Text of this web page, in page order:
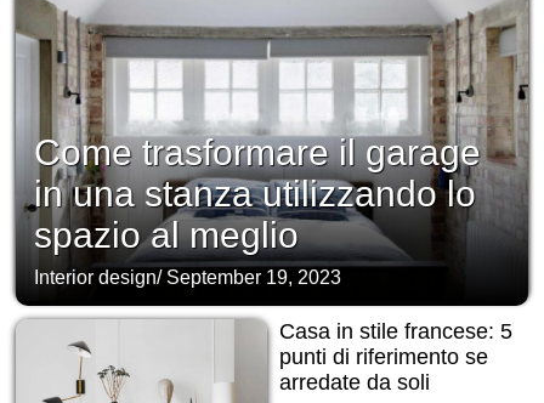
Come trasformare il garage
in una stanza utilizzando lo
spazio al meglio
Interior design/ September 19, 2023
Casa in stile francese: 5
punti di riferimento se
arredate da soli